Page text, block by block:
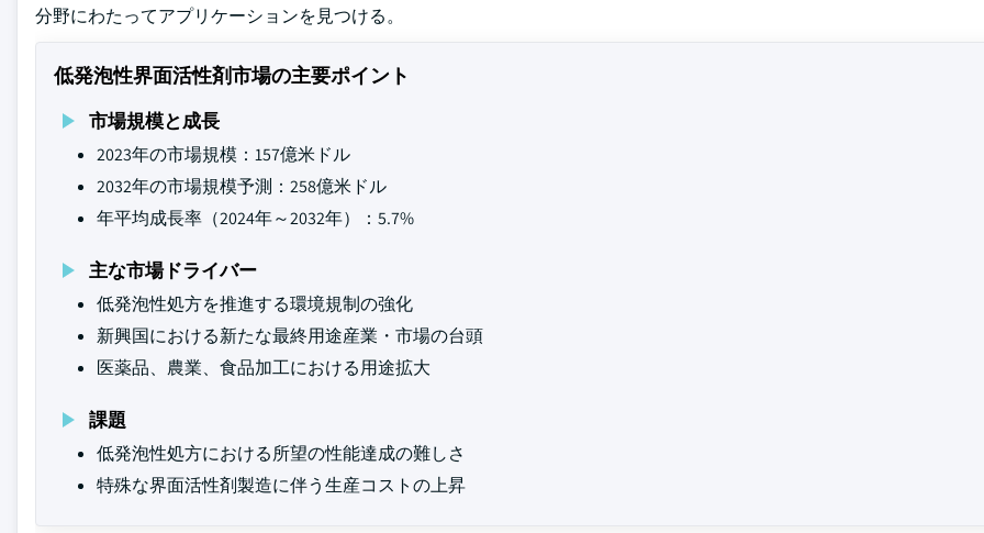
分野にわたってアプリケーションを見つける。
低発泡性界面活性剤市場の主要ポイント
市場規模と成長
2023年の市場規模：157億米ドル
2032年の市場規模予測：258億米ドル
年平均成長率（2024年～2032年）：5.7%
主な市場ドライバー
低発泡性処方を推進する環境規制の強化
新興国における新たな最終用途産業・市場の台頭
医薬品、農業、食品加工における用途拡大
課題
低発泡性処方における所望の性能達成の難しさ
特殊な界面活性剤製造に伴う生産コストの上昇